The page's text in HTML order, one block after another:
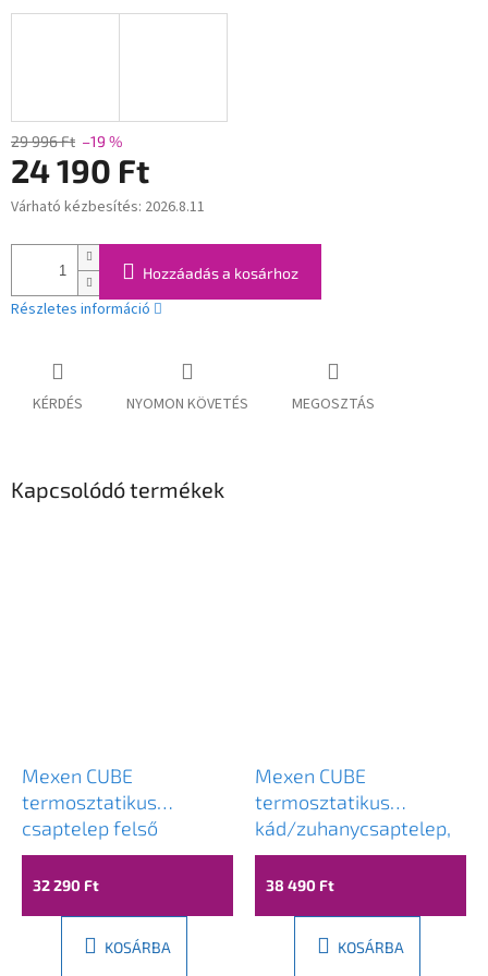
29 996 Ft –19 %
24 190 Ft
Egységár:
Várható kézbesítés: 2026.8.11
Hozzáadás a kosárhoz
Részletes információ
KÉRDÉS NYOMON KÖVETÉS MEGOSZTÁS
Kapcsolódó termékek
Mexen CUBE
termosztatikus
csaptelep felső
csatlakozással, fehér,
77250-20
32 290 Ft
KOSÁRBA
Mexen CUBE
termosztatikus
kád/zuhanycsaptelep,
fehér, 77910-20
38 490 Ft
KOSÁRBA